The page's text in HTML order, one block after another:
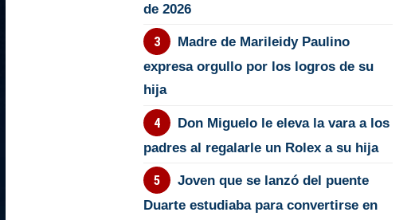
de 2026
Madre de Marileidy Paulino
expresa orgullo por los logros de su
hija
Don Miguelo le eleva la vara a los
padres al regalarle un Rolex a su hija
Joven que se lanzó del puente
Duarte estudiaba para convertirse en